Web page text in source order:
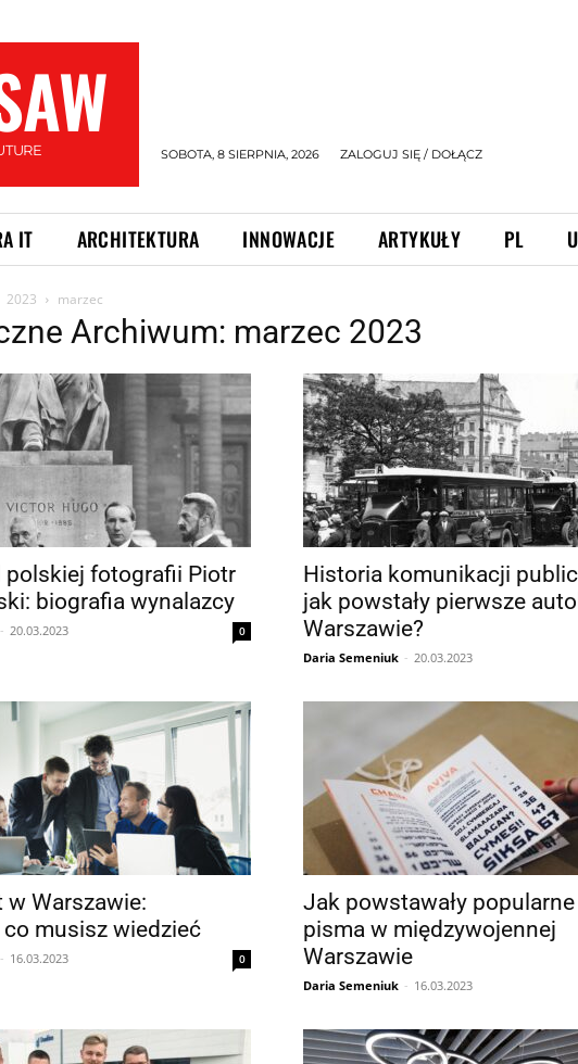
SOBOTA, 8 SIERPNIA, 2026 ZALOGUJ SIĘ / DOŁĄCZ
IT ARCHITEKTURA INNOWACJE ARTYKUŁY PL
2023 marzec
Archiwum: marzec 2023
polskiej fotografii Piotr
biografia wynalazcy
- 20.03.2023 0
Historia komunikacji
jak powstały pierwsze
Warszawie?
Daria Semeniuk - 20.03.2023
Warszawie:
musisz wiedzieć
- 16.03.2023 0
Jak powstawały
pisma w międzywojennej
Warszawie
Daria Semeniuk - 16.03.2023